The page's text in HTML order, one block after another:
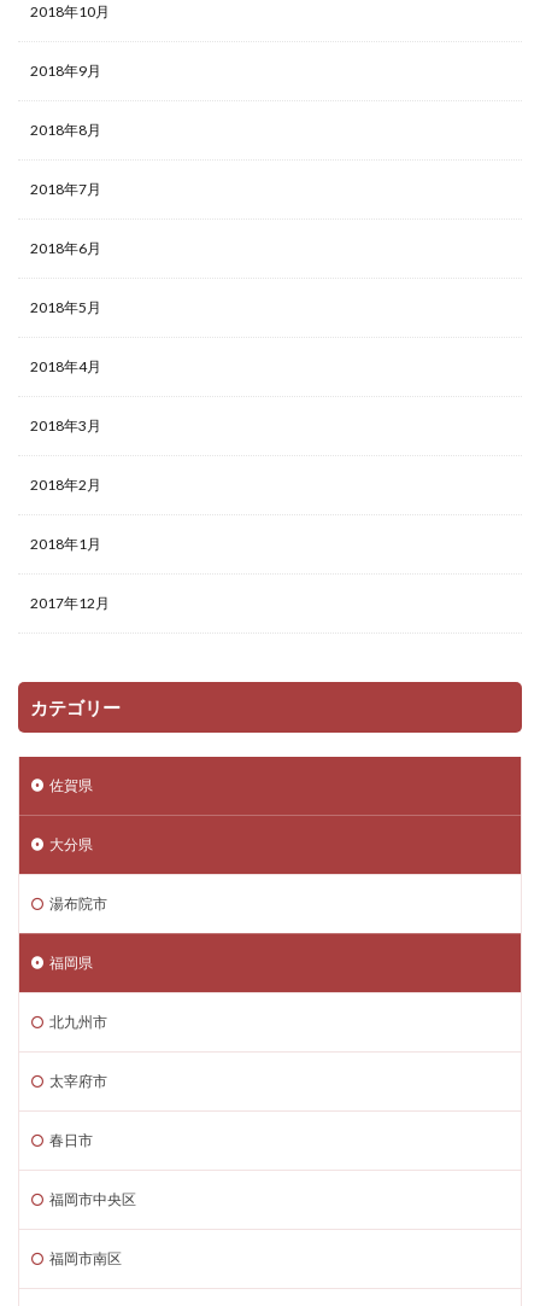
2018年10月
2018年9月
2018年8月
2018年7月
2018年6月
2018年5月
2018年4月
2018年3月
2018年2月
2018年1月
2017年12月
カテゴリー
佐賀県
大分県
湯布院市
福岡県
北九州市
太宰府市
春日市
福岡市中央区
福岡市南区